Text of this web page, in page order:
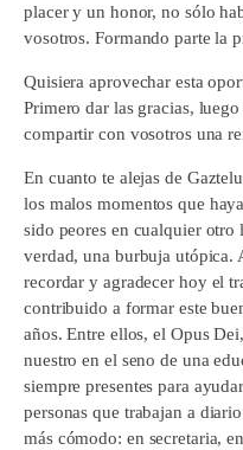
placer y un honor, no sólo
vosotros. Formando parte la
Quisiera aprovechar esta
Primero dar las gracias,
compartir con vosotros una
En cuanto te alejas de
los malos momentos que
sido peores en cualquier otro
verdad, una burbuja utópica.
recordar y agradecer hoy el
contribuido a formar este
años. Entre ellos, el Opus
nuestro en el seno de una
siempre presentes para
personas que trabajan a
más cómodo: en secretaria,